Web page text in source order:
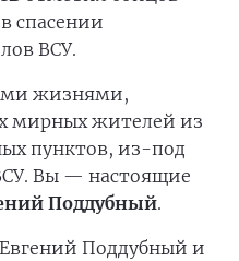
спасении
ВСУ.
жизнями,
мирных жителей из
пунктов, из-под
Вы — настоящие
Поддубный.
Поддубный и